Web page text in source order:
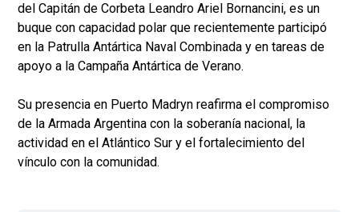
del Capitán de Corbeta Leandro Ariel Bornancini, es un
buque con capacidad polar que recientemente participó
en la Patrulla Antártica Naval Combinada y en tareas de
apoyo a la Campaña Antártica de Verano.
Su presencia en Puerto Madryn reafirma el compromiso
de la Armada Argentina con la soberanía nacional, la
actividad en el Atlántico Sur y el fortalecimiento del
vínculo con la comunidad.